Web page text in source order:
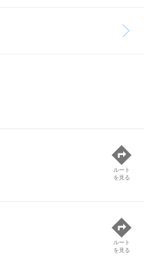
ルート
を見る
ルート
を見る